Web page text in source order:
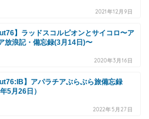
2021年12月9日
】ラッドスコルピオンとサイコロ〜ア
放浪記・備忘録(3月14日)〜
2020年3月16日
】アパラチアぶらぶら旅備忘録
5月26日）
2022年5月27日